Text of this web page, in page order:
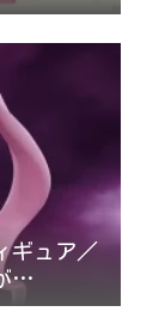
レル、
ギュア／